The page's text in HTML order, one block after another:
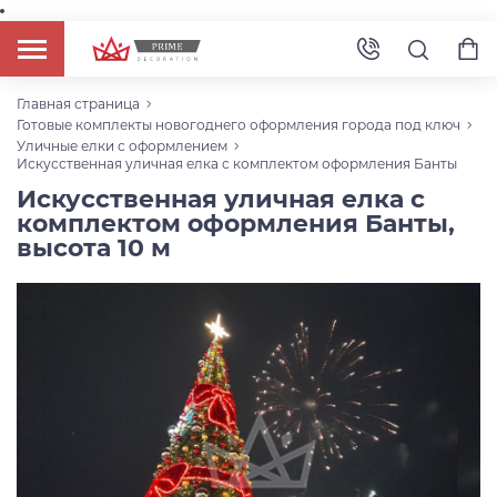
Главная страница
Готовые комплекты новогоднего оформления города под ключ
Уличные елки с оформлением
Искусственная уличная елка с комплектом оформления Банты
Искусственная уличная елка с
комплектом оформления Банты,
высота 10 м